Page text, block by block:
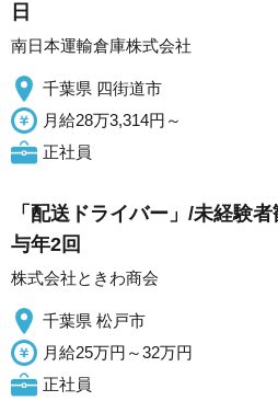
日
南日本運輸倉庫株式会社
千葉県 四街道市
月給28万3,314円～
正社員
「配送ドライバー」/未経験
与年2回
株式会社ときわ商会
千葉県 松戸市
月給25万円～32万円
正社員